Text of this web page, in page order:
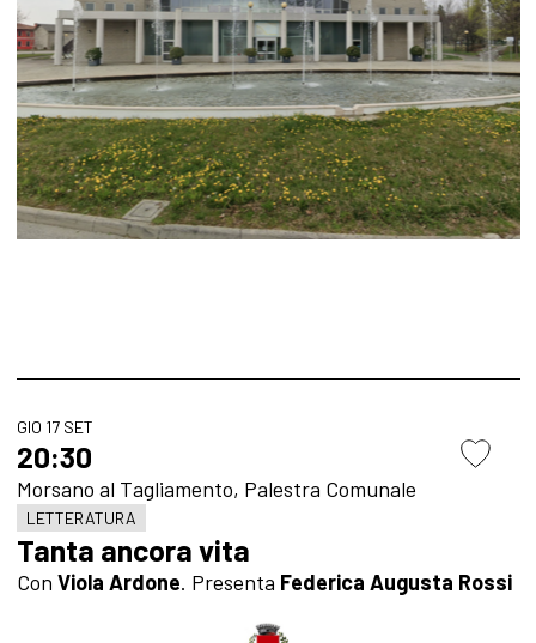
GIO 17 SET
20:30
Morsano al Tagliamento, Palestra Comunale
LETTERATURA
Tanta ancora vita
Con Viola Ardone. Presenta Federica Augusta Rossi